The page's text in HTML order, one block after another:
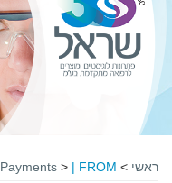
ראשי >
Payments > | FROM